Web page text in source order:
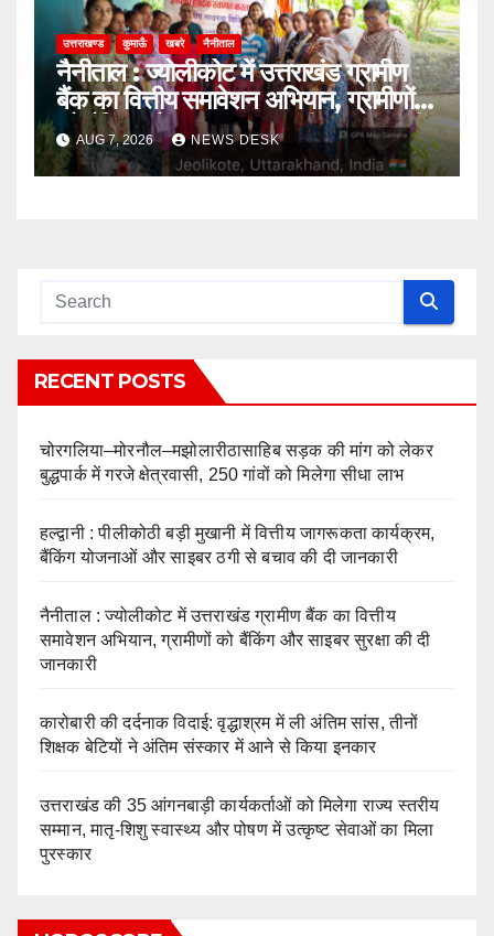
उत्तराखण्ड कुमाऊँ खबरे नैनीताल
नैनीताल : ज्योलीकोट में उत्तराखंड ग्रामीण
बैंक का वित्तीय समावेशन अभियान, ग्रामीणों
को बैंकिंग और साइबर सुरक्षा की दी जानकारी
AUG 7, 2026 NEWS DESK
RECENT POSTS
चोरगलिया–मोरनौल–मझोलारीठासाहिब सड़क की मांग को लेकर
बुद्धपार्क में गरजे क्षेत्रवासी, 250 गांवों को मिलेगा सीधा लाभ
हल्द्वानी : पीलीकोठी बड़ी मुखानी में वित्तीय जागरूकता कार्यक्रम,
बैंकिंग योजनाओं और साइबर ठगी से बचाव की दी जानकारी
नैनीताल : ज्योलीकोट में उत्तराखंड ग्रामीण बैंक का वित्तीय
समावेशन अभियान, ग्रामीणों को बैंकिंग और साइबर सुरक्षा की दी
जानकारी
कारोबारी की दर्दनाक विदाई: वृद्धाश्रम में ली अंतिम सांस, तीनों
शिक्षक बेटियों ने अंतिम संस्कार में आने से किया इनकार
उत्तराखंड की 35 आंगनबाड़ी कार्यकर्ताओं को मिलेगा राज्य स्तरीय
सम्मान, मातृ-शिशु स्वास्थ्य और पोषण में उत्कृष्ट सेवाओं का मिला
पुरस्कार